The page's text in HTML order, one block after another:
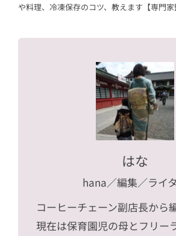
や料理、冷凍保存のコツ、教えます【専門
はな
hana／編集／ライ
コーヒーチェーン副店長から
現在は保育園児の母とフリー